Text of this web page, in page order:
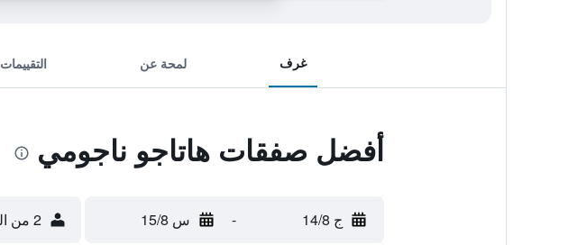
غرف لمحة عن التقييمات
أفضل صفقات هاتاجو ناجومي
ج 14/8 - س 15/8 2 من الضيوف، غرفة واحدة